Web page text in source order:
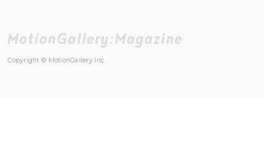
Copyright © MotionGallery Inc.